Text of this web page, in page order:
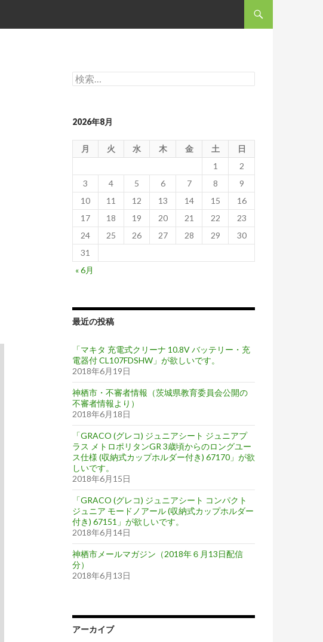
検
索:
2026年8月
月 火 水 木 金 土
日
1
2
3
4 5 6 7 8
9
10
11 12 13 14 15
16
17
18 19 20 21 22
23
24
25 26 27 28 29
30
31
« 6月
最近の投稿
「マキタ 充電式クリーナ 10.8V バッテリー・充
電器付 CL107FDSHW」が欲しいです。
2018年6月19日
神栖市・不審者情報（茨城県教育委員会公開の
不審者情報より）
2018年6月18日
「GRACO (グレコ) ジュニアシート ジュニアプ
ラス メトロポリタンGR 3歳頃からのロングユー
ス仕様 (収納式カップホルダー付き) 67170」が欲
しいです。
2018年6月15日
「GRACO (グレコ) ジュニアシート コンパクト
ジュニア モードノアール (収納式カップホルダー
付き) 67151」が欲しいです。
2018年6月14日
神栖市メールマガジン（2018年６月13日配信
分）
2018年6月13日
アーカイブ